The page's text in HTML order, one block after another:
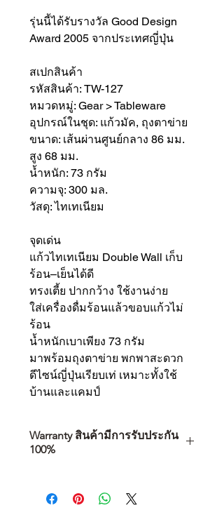
รุ่นนี้ได้รับรางวัล Good Design
Award 2005 จากประเทศญี่ปุ่น
สเปกสินค้า
รหัสสินค้า: TW-127
หมวดหมู่: Gear > Tableware
อุปกรณ์ในชุด: แก้วมัค, ถุงตาข่าย
ขนาด: เส้นผ่านศูนย์กลาง 86 มม.
สูง 68 มม.
น้ำหนัก: 73 กรัม
ความจุ: 300 มล.
วัสดุ: ไทเทเนียม
จุดเด่น
แก้วไทเทเนียม Double Wall เก็บ
ร้อน–เย็นได้ดี
ทรงเตี้ย ปากกว้าง ใช้งานง่าย
ใส่เครื่องดื่มร้อนแล้วขอบแก้วไม่
ร้อน
น้ำหนักเบาเพียง 73 กรัม
มาพร้อมถุงตาข่าย พกพาสะดวก
ดีไซน์ญี่ปุ่นเรียบเท่ เหมาะทั้งใช้
บ้านและแคมป์
Warranty สินค้ามีการรับประกัน
100%
คุณตัดสินใจซื้อ แต่รวมไปถึง
“ประสบการณ์หลังการใช้งาน” ใน